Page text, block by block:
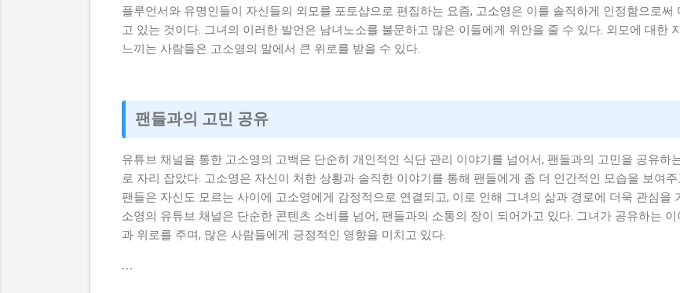
플루언서와 유명인들이 자신들의 외모를 포토샵으로 편집하는 요즘, 고소영은 이를 솔직하게 인정함으로써
고 있는 것이다. 그녀의 이러한 발언은 남녀노소를 불문하고 많은 이들에게 위안을 줄 수 있다. 외모에 대한
느끼는 사람들은 고소영의 말에서 큰 위로를 받을 수 있다.
팬들과의 고민 공유
유튜브 채널을 통한 고소영의 고백은 단순히 개인적인 식단 관리 이야기를 넘어서, 팬들과의 고민을 공유하
로 자리 잡았다. 고소영은 자신이 처한 상황과 솔직한 이야기를 통해 팬들에게 좀 더 인간적인 모습을 보여
팬들은 자신도 모르는 사이에 고소영에게 감정적으로 연결되고, 이로 인해 그녀의 삶과 경로에 더욱 관심을
소영의 유튜브 채널은 단순한 콘텐츠 소비를 넘어, 팬들과의 소통의 장이 되어가고 있다. 그녀가 공유하는
과 위로를 주며, 많은 사람들에게 긍정적인 영향을 미치고 있다.
```